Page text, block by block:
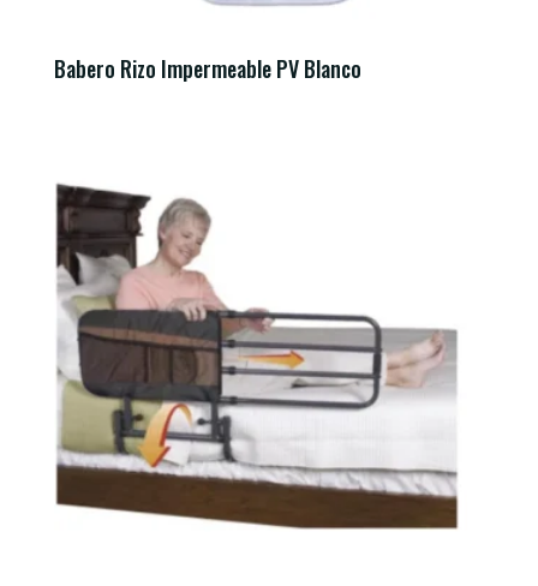
Babero Rizo Impermeable PV Blanco